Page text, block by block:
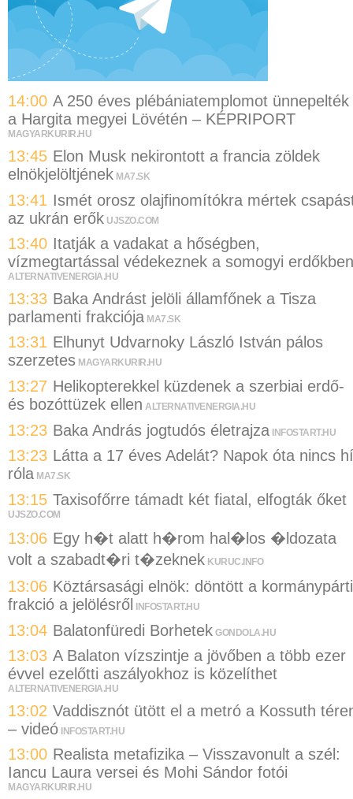
14:00 A 250 éves plébániatemplomot ünnepelték
a Hargita megyei Lövétén – KÉPRIPORT
MAGYARKURIR.HU
13:45 Elon Musk nekirontott a francia zöldek
elnökjelöltjének MA7.SK
13:41 Ismét orosz olajfinomítókra mértek
az ukrán erők UJSZO.COM
13:40 Itatják a vadakat a hőségben,
vízmegtartással védekeznek a somogyi erdőkben
ALTERNATIVENERGIA.HU
13:33 Baka Andrást jelöli államfőnek a Tisza
parlamenti frakciója MA7.SK
13:31 Elhunyt Udvarnoky László István pálos
szerzetes MAGYARKURIR.HU
13:27 Helikopterekkel küzdenek a szerbiai erdő-
és bozóttüzek ellen ALTERNATIVENERGIA.HU
13:23 Baka András jogtudós életrajza INFOSTART.HU
13:23 Látta a 17 éves Adelát? Napok óta nincs
róla MA7.SK
13:15 Taxisofőrre támadt két fiatal, elfogták őket
UJSZO.COM
13:06 Egy h�t alatt h�rom hal�los �ldozata
volt a szabadt�ri t�zeknek KURUC.INFO
13:06 Köztársasági elnök: döntött a kormánypárti
frakció a jelölésről
INFOSTART.HU
13:04 Balatonfüredi Borhetek GONDOLA.HU
13:03 A Balaton vízszintje a jövőben a több ezer
évvel ezelőtti aszályokhoz is közelíthet
ALTERNATIVENERGIA.HU
13:02 Vaddisznót ütött el a metró a Kossuth
– videó INFOSTART.HU
13:00 Realista metafizika – Visszavonult a szél:
Iancu Laura versei és Mohi Sándor fotói
MAGYARKURIR.HU